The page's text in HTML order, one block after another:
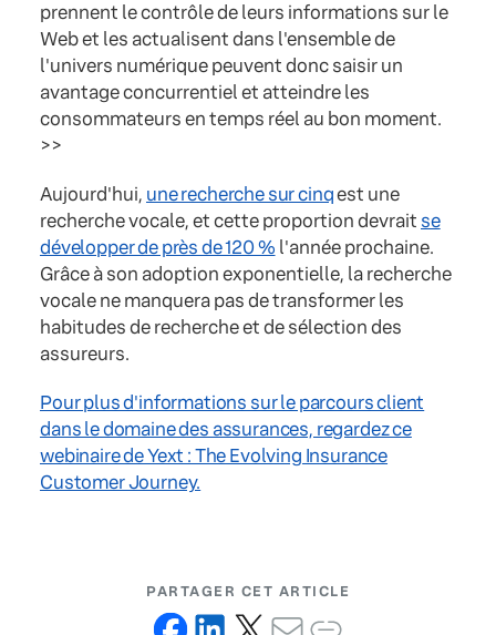
prennent le contrôle de leurs informations sur le
Web et les actualisent dans l'ensemble de
l'univers numérique peuvent donc saisir un
avantage concurrentiel et atteindre les
consommateurs en temps réel au bon moment.
>>
Aujourd'hui, une recherche sur cinqest une
recherche vocale, et cette proportion devrait se
développer de près de 120 % l'année prochaine.
Grâce à son adoption exponentielle, la recherche
vocale ne manquera pas de transformer les
habitudes de recherche et de sélection des
assureurs.
Pour plus d'informations sur le parcours client
dans le domaine des assurances, regardez ce
webinaire de Yext : The Evolving Insurance
Customer Journey.
PARTAGER CET ARTICLE